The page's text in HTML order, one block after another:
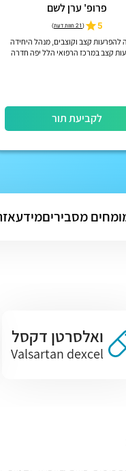
פרופ' ערן לשם
5
(21 חוות דעת )
להפרעות קצב וקוצבים, מנהל היחידה
קצב במרכז הרפואי הלל יפה חדרה
לקביעת תור
מסביריםמידע
ואלסרטן דקסל
Valsartan dexcel